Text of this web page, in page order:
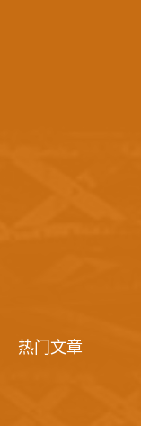
热门文章